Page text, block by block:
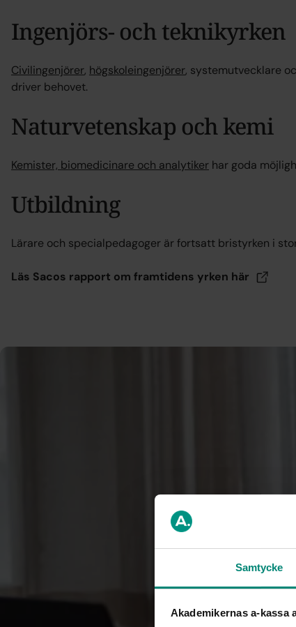
Samtycke
Akademikernas a-kassa
Ingenjörs- och teknikyrken
Civilingenjörer, högskoleingenjörer, systemutvecklare
driver behovet.
Naturvetenskap och kemi
Kemister, biomedicinare och analytiker har goda
Utbildning
Lärare och specialpedagoger är fortsatt bristyrken i
Läs Sacos rapport om framtidens yrken här